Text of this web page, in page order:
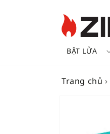
BẬT LỬA
Trang chủ ›